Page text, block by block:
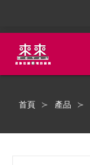
首頁 產品